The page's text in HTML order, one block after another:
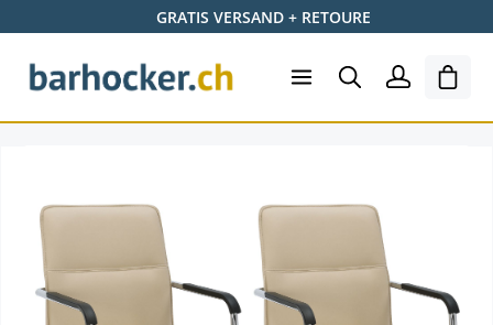
Zum Hauptinhalt springenGRATIS VERSAND + RETOURE